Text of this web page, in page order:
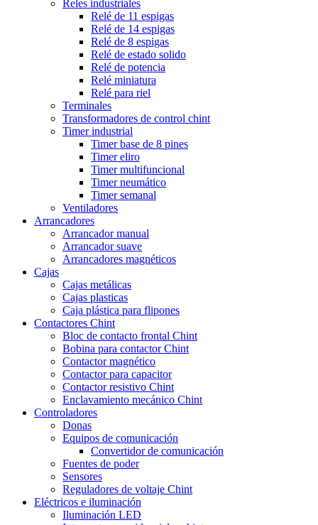
Reles industriales
Relé de 11 espigas
Relé de 14 espigas
Relé de 8 espigas
Relé de estado solido
Relé de potencia
Relé miniatura
Relé para riel
Terminales
Transformadores de control chint
Timer industrial
Timer base de 8 pines
Timer eliro
Timer multifuncional
Timer neumático
Timer semanal
Ventiladores
Arrancadores
Arrancador manual
Arrancador suave
Arrancadores magnéticos
Cajas
Cajas metálicas
Cajas plasticas
Caja plástica para flipones
Contactores Chint
Bloc de contacto frontal Chint
Bobina para contactor Chint
Contactor magnético
Contactor para capacitor
Contactor resistivo Chint
Enclavamiento mecánico Chint
Controladores
Donas
Equipos de comunicación
Convertidor de comunicación
Fuentes de poder
Sensores
Reguladores de voltaje Chint
Eléctricos e iluminación
Iluminación LED